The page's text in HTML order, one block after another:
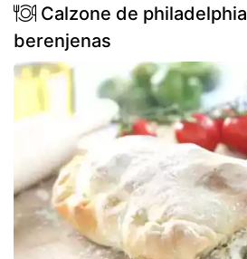
Calzone de
berenjenas